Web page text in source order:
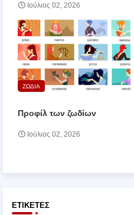
Ιούλιος 02, 2026
ΖΩΔΙΑ
Προφίλ των ζωδίων
Ιούλιος 02, 2026
ΕΤΙΚΈΤΕΣ